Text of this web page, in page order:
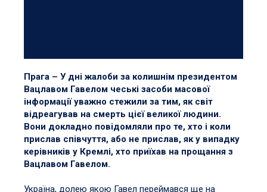
Прага – У дні жалоби за колишнім президентом
Вацлавом Гавелом чеські засоби масової
інформації уважно стежили за тим, як світ
відреагував на смерть цієї великої людини.
Вони докладно повідомляли про те, хто і коли
прислав співчуття, або не прислав, як у випадку
керівників у Кремлі, хто приїхав на прощання з
Вацлавом Гавелом.
Україна, долею якою Гавел переймався ще на